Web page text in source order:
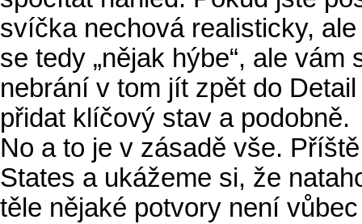
svíčka nechová realisticky,
se tedy „nějak hýbe“, ale
nebrání v tom jít zpět do
přidat klíčový stav a podobně.
No a to je v zásadě vše.
States a ukážeme si, že
těle nějaké potvory není